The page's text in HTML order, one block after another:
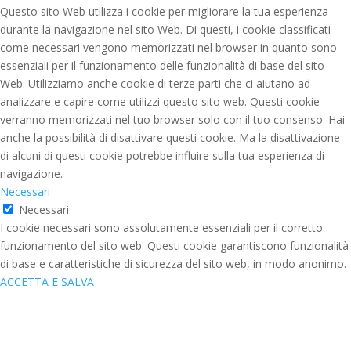
Questo sito Web utilizza i cookie per migliorare la tua esperienza
durante la navigazione nel sito Web. Di questi, i cookie classificati
come necessari vengono memorizzati nel browser in quanto sono
essenziali per il funzionamento delle funzionalità di base del sito
Web. Utilizziamo anche cookie di terze parti che ci aiutano ad
analizzare e capire come utilizzi questo sito web. Questi cookie
verranno memorizzati nel tuo browser solo con il tuo consenso. Hai
anche la possibilità di disattivare questi cookie. Ma la disattivazione
di alcuni di questi cookie potrebbe influire sulla tua esperienza di
navigazione.
Necessari
Necessari
I cookie necessari sono assolutamente essenziali per il corretto
funzionamento del sito web. Questi cookie garantiscono funzionalità
di base e caratteristiche di sicurezza del sito web, in modo anonimo.
ACCETTA E SALVA